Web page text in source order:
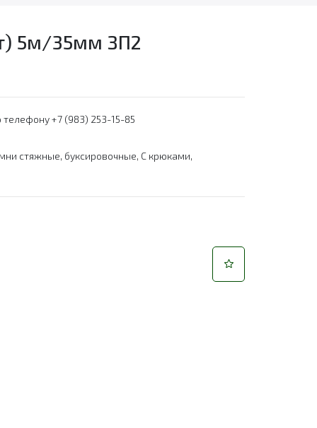
5м/35мм ЗП2
телефону +7 (983) 253-15-85
стяжные, буксировочные, С крюками,